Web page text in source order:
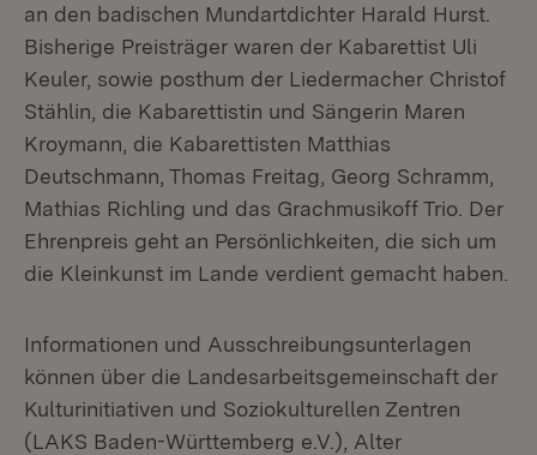
an den badischen Mundartdichter Harald Hurst.
Bisherige Preisträger waren der Kabarettist Uli
Keuler, sowie posthum der Liedermacher Christof
Stählin, die Kabarettistin und Sängerin Maren
Kroymann, die Kabarettisten Matthias
Deutschmann, Thomas Freitag, Georg Schramm,
Mathias Richling und das Grachmusikoff Trio. Der
Ehrenpreis geht an Persönlichkeiten, die sich um
die Kleinkunst im Lande verdient gemacht haben.
Informationen und Ausschreibungsunterlagen
können über die Landesarbeitsgemeinschaft der
Kulturinitiativen und Soziokulturellen Zentren
(LAKS Baden-Württemberg e.V.), Alter